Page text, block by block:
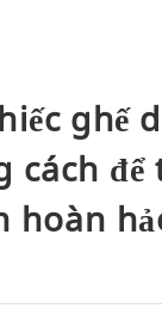
ghế
cách
hoàn